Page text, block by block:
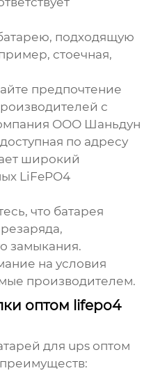
подходящую
стоечная,
предпочтение
с
ООО Шаньдун
по адресу
широкий
LiFePO4
что батарея
замыкания.
на условия
производителем.
оптом lifepo4
для ups оптом